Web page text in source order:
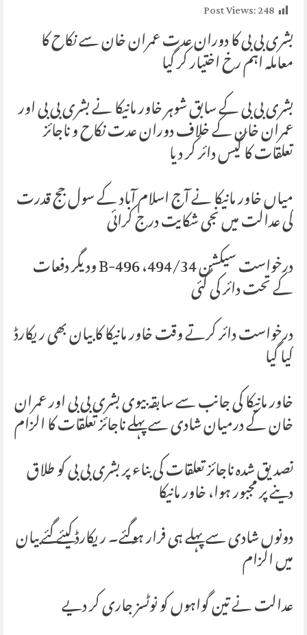
Post Views:248
بشری بی بی کا دوران عدت عمران خان سے نکاح کا
معاملہ اہم رخ اختیار کر گیا
بشری بی بی کے سابق شوہر خاور مانیکا نے بشری بی بی اور
عمران خان کے خلاف دوران عدت نکاح و ناجائز
تعلقات کا کیس دائر کر دیا
میاں خاور مانیکا نے آج اسلام آباد کے سول جج قدرت
کی عدالت میں نجی شکایت درج کرائی
درخواست سیکشن 494/34، B-496 ودیگر دفعات
کے تحت دائر کی گئی
درخواست دائر کرتے وقت خاور مانیکا کا بیان بھی ریکارڈ
کیا گیا
خاور مانیکا کی جانب سے سابقہ بیوی بشری بی بی اور عمران
خان کے درمیان شادی سے پہلے ناجائز تعلقات کا الزام
تصدیق شدہ ناجائز تعلقات کی بناء پر بشری بی بی کو طلاق
دینے پر مجبور ہوا، خاور مانیکا
دونوں شادی سے پہلے ہی فرار ہوگئے۔ ریکارڈ کیئے گئے بیان
میں الزام
عدالت نے تین گواہوں کو نوٹسز جاری کر دیے